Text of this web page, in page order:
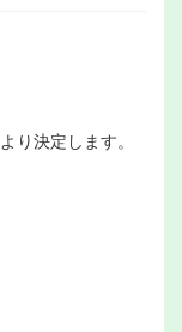
り決定します。